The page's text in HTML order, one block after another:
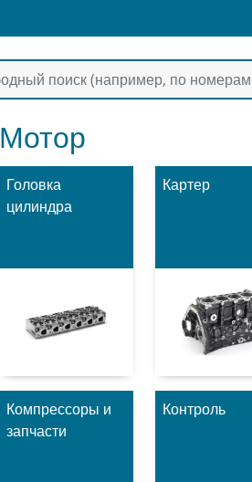
Мотор
Головка
цилиндра
Картер
Компрессоры и
запчасти
Контроль